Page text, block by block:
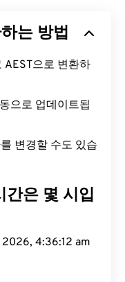
는 방법
AEST으로 변환하
으로 업데이트됩
변경할 수도 있습
간은 몇 시입
4:36:13 am